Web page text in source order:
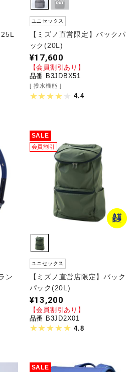
ユニセックス
【ミズノ直営限定】バックパ
ック(20L)
¥17,600
【会員割引あり】
品番 B3JDBX51
撥水機能
4.4
ン
SALE
会員割引
直営
限定
ユニセックス
【ミズノ直営店限定】バック
パック(20L)
¥13,200
【会員割引あり】
品番 B3JD2X01
4.8
SALE